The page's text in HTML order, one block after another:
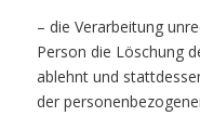
– die Verarbeitung
Person die Löschung
ablehnt und
der